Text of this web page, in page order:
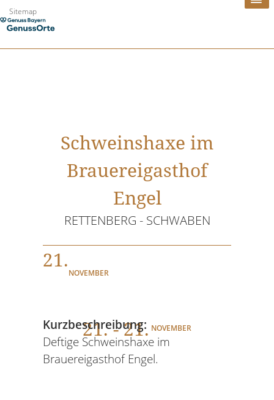
Zum
Inhalt
Sitemap
Schweinshaxe im
Brauereigasthof
Engel
RETTENBERG - SCHWABEN
21.
NOVEMBER
21. - 21. NOVEMBER
Kurzbeschreibung:
Deftige Schweinshaxe im
Brauereigasthof Engel.